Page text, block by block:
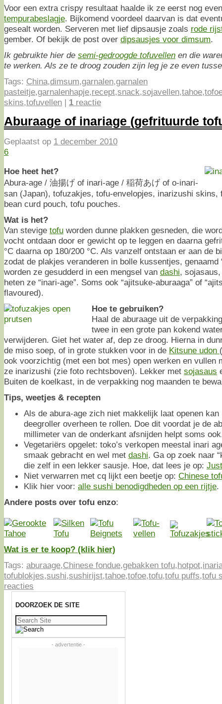
Voor een extra crispy resultaat haalde ik ze eerst nog
tempurabeslagje. Bijkomend voordeel daarvan is dat
gesealt worden. Serveren met lief dipsausje zoals rode
gember. Of bekijk de post over dipsausjes voor dimsum.
Ik gebruikte hier de semi-gedroogde tofuvellen en die
te werken. Als ze te droog zouden zijn leg je ze even
Tags: China,dimsum,garnalen,garnalen
pasteitje,garnalenhapje,recept,snack,sojavellen,tahoe,
skins,tofuvellen | 1 reactie
Aburaage of inariage (gefrituurde
Geplaatst op 1 december 2010
6
Hoe heet het?
Abura-age / 油揚げ of inari-age / 稲荷あげ of o-inari-
san (Japan), tofuzakjes, tofu-envelopjes, inarizushi skins,
bean curd pouch, tofu pouches.
Wat is het?
Van stevige tofu worden dunne plakken gesneden, die
vocht ontdaan door er gewicht op te leggen en daarna
°C daarna op 180/200 °C. Als vanzelf ontstaan er aan de
zodat de plakjes veranderen in bolle kussentjes, genaamd
worden ze gesudderd in een mengsel van dashi,
heten ze “inari-age”. Soms ook “ajitsuke-aburaaga” of
flavoured).
Hoe te gebruiken?
Haal de aburaage uit de
twee in een grote pan kokend
verwijderen. Giet het water af, dep ze droog. Hierna in
de miso soep, of in grote stukken voor in de Kitsune udon
ook voorzichtig (met een bot mes) open werken en vullen
ze inarizushi (zie foto rechtsboven). Lekker met sojasaus
Buiten de koelkast, in de verpakking nog maanden te
Tips, weetjes & recepten
Als de abura-age zich niet makkelijk laat openen
deegroller overheen te rollen. Doe dit voordat je de
millimeter van de onderkant afsnijden helpt soms
Vegetariërs opgelet: toko’s verkopen meestal inari
smaak gebracht en wel met dashi. Ga op zoek naar
die zelf in een lekker sausje. Hoe, dat lees je op:
Niet verwarren met cq lijkt een beetje op: Chinese
Klik hier voor: alle sushi benodigdheden op een rijtje.
Andere posts over tofu enzo:
Wat is er te koop? (klik hier)
Tags: aburaage,Chinese fondue,gebakken tofu,hotpot,
tofublokjes,sushi,sushirijst,tahoe,tofoe,tofu,tofu puffs,tofu
reacties
DOORZOEK DE SITE
Zoeken
naar:
- advertentie -